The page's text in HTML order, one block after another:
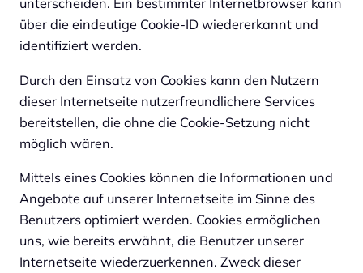
unterscheiden. Ein bestimmter Internetbrowser kann
über die eindeutige Cookie-ID wiedererkannt und
identifiziert werden.
Durch den Einsatz von Cookies kann den Nutzern
dieser Internetseite nutzerfreundlichere Services
bereitstellen, die ohne die Cookie-Setzung nicht
möglich wären.
Mittels eines Cookies können die Informationen und
Angebote auf unserer Internetseite im Sinne des
Benutzers optimiert werden. Cookies ermöglichen
uns, wie bereits erwähnt, die Benutzer unserer
Internetseite wiederzuerkennen. Zweck dieser